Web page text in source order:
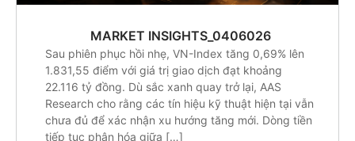
MARKET INSIGHTS_0406026
Sau phiên phục hồi nhẹ, VN-Index tăng 0,69% lên
1.831,55 điểm với giá trị giao dịch đạt khoảng
22.116 tỷ đồng. Dù sắc xanh quay trở lại, AAS
Research cho rằng các tín hiệu kỹ thuật hiện tại vẫn
chưa đủ để xác nhận xu hướng tăng mới. Dòng tiền
tiếp tục phân hóa giữa […]